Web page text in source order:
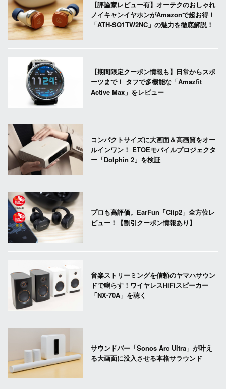
【評論家レビュー有】オーテクのおしゃれ
ノイキャンイヤホンがAmazonで超お得！
「ATH-SQ1TW2NC」の魅力を徹底解説！
【期間限定クーポン情報も】日常からスポ
ーツまで！ タフで多機能な「Amazfit
Active Max」をレビュー
コンパクトサイズに大画面＆高画質をオー
ルインワン！ ETOEモバイルプロジェクタ
ー「Dolphin 2」を検証
プロも高評価。EarFun「Clip2」全方位レ
ビュー！【割引クーポン情報あり】
音楽ストリーミングを信頼のヤマハサウン
ドで鳴らす！ワイヤレスHiFiスピーカー
「NX-70A」を聴く
サウンドバー「Sonos Arc Ultra」が叶え
る大画面に没入させる本格サラウンド